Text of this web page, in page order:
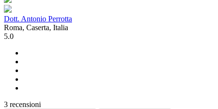
Dott. Antonio Perrotta
Roma, Caserta, Italia
5.0
3 recensioni